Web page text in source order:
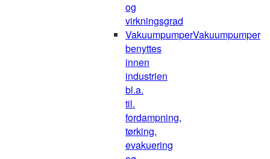
og
virkningsgrad
VakuumpumperVakuumpumper
benyttes
innen
industrien
bl.a.
til.
fordampning,
tørking,
evakuering